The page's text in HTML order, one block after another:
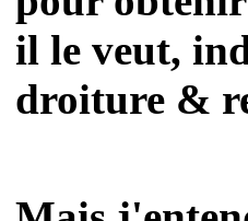
il le veut,
droiture &